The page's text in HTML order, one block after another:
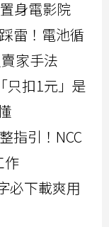
身電影院
雷！電池循
家手法
只扣1元」是
指引！NCC
作
必下載爽用